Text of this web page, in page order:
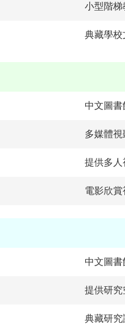
小型階梯
典藏學校
中文圖書
多媒體視
提供多人
電影欣賞
中文圖書
提供研究
典藏研究